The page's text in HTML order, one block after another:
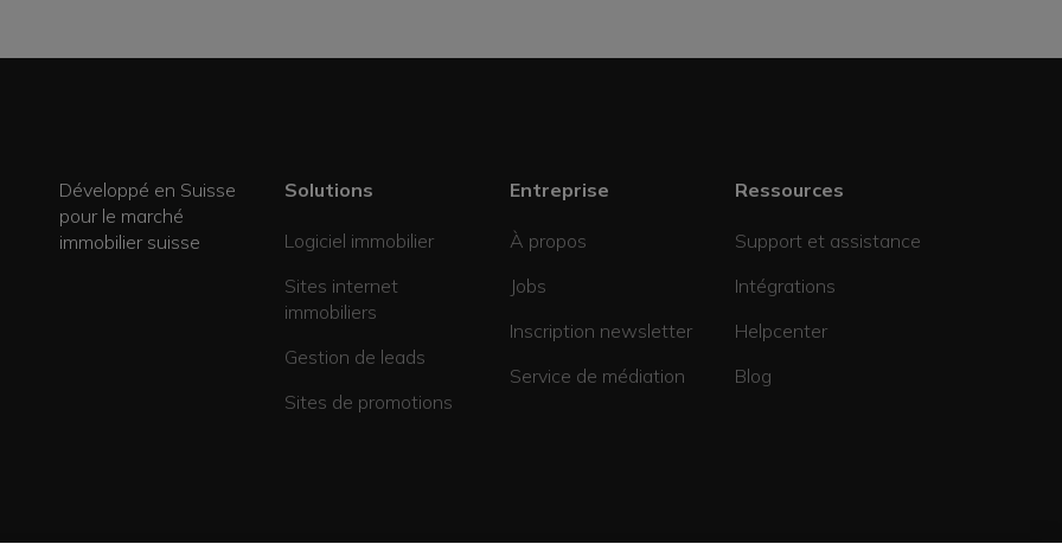
Développé en Suisse
pour le marché
immobilier suisse
Solutions
Logiciel immobilier
Sites internet
immobiliers
Gestion de leads
Sites de promotions
Entreprise
À propos
Jobs
Inscription newsletter
Service de médiation
Ressources
Support et assistance
Intégrations
Helpcenter
Blog